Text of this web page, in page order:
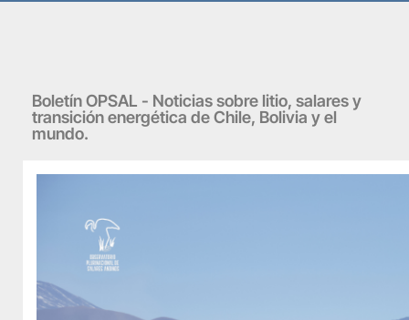
Boletín OPSAL - Noticias sobre litio, salares y
transición energética de Chile, Bolivia y el
mundo.